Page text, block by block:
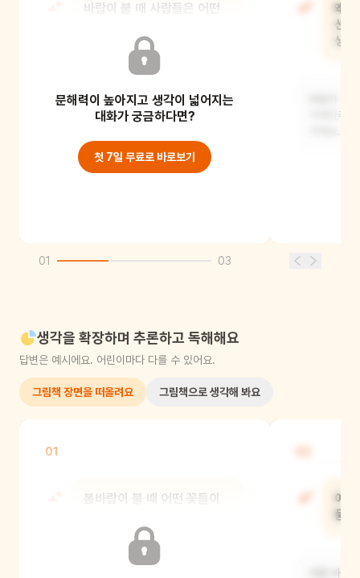
바람이 불 때 사람들은 어떤
기분이 들었을 거예요. 특히 더운
여름날에는 바람이
문해력이 높아지고 생각이 넓어지는
대화가 궁금하다면?
첫 7일 무료로 바로보기
왜
선
생
가져다주
01 03
생각을 확장하며 추론하고 독해해요
답변은 예시에요. 어린이마다 다를 수 있어요.
그림책 장면을 떠올려요 그림책으로 생각해 봐요
01
봄바람이 불 때 어떤 꽃들이
여
풍
여름 바람